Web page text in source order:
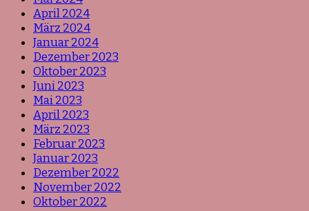
April 2024
März 2024
Januar 2024
Dezember 2023
Oktober 2023
Juni 2023
Mai 2023
April 2023
März 2023
Februar 2023
Januar 2023
Dezember 2022
November 2022
Oktober 2022